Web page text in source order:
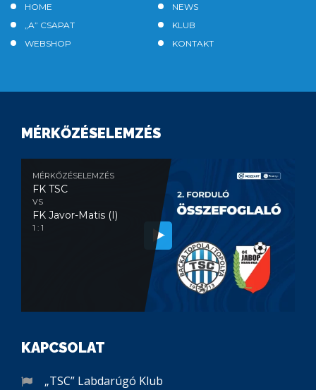
HOME
NEWS
„A” CSAPAT
KLUB
WEBSHOP
KONTAKT
MÉRKŐZÉSELEMZÉS
MÉRKŐZÉSELEMZÉS
FK TSC
VS
FK Javor-Matis (I)
1 : 1
KAPCSOLAT
„TSC” Labdarúgó Klub